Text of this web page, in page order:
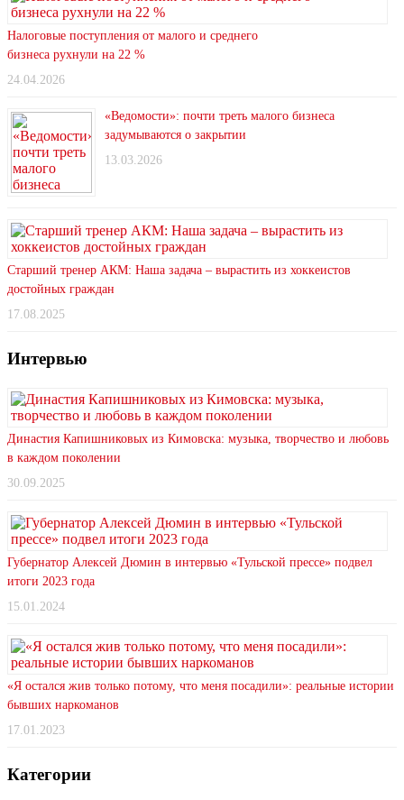
Налоговые поступления от малого и среднего
бизнеса рухнули на 22 %
24.04.2026
«Ведомости»: почти треть малого бизнеса
задумываются о закрытии
13.03.2026
Старший тренер АКМ: Наша задача – вырастить из хоккеистов
достойных граждан
17.08.2025
Интервью
Династия Капишниковых из Кимовска: музыка, творчество и любовь
в каждом поколении
30.09.2025
Губернатор Алексей Дюмин в интервью «Тульской прессе» подвел
итоги 2023 года
15.01.2024
«Я остался жив только потому, что меня посадили»: реальные истории
бывших наркоманов
17.01.2023
Категории